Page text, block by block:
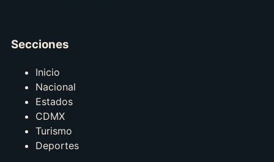
Secciones
Inicio
Nacional
Estados
CDMX
Turismo
Deportes